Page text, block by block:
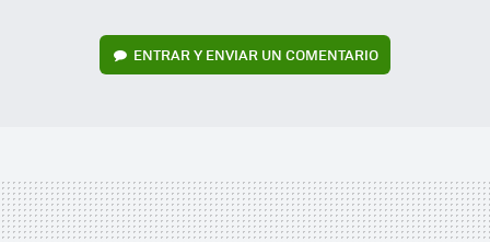
ENTRAR Y ENVIAR UN COMENTARIO